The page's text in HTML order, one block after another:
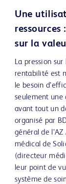
Une
ressources
sur la
La pression
rentabilité est
le besoin
seulement une
avant tout un
organisé par
général de
médical de
(directeur
leur point de
système de